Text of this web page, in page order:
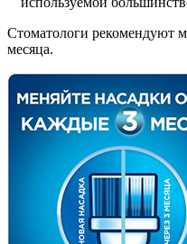
Стоматологи рекомендуют
месяца.